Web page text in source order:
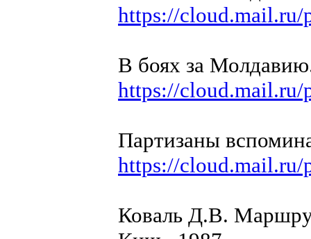
https://
В боях за
https://cloud.mail.ru/
Партизаны
https://
Коваль Д.В.